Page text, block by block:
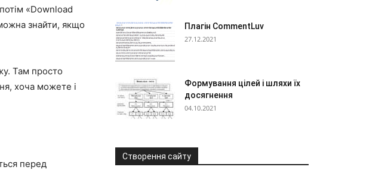
«Download
знайти, якщо
Там просто
хоча можете і
перед
Плагін CommentLuv
27.12.2021
Формування цілей і шляхи їх
досягнення
04.10.2021
Створення сайту